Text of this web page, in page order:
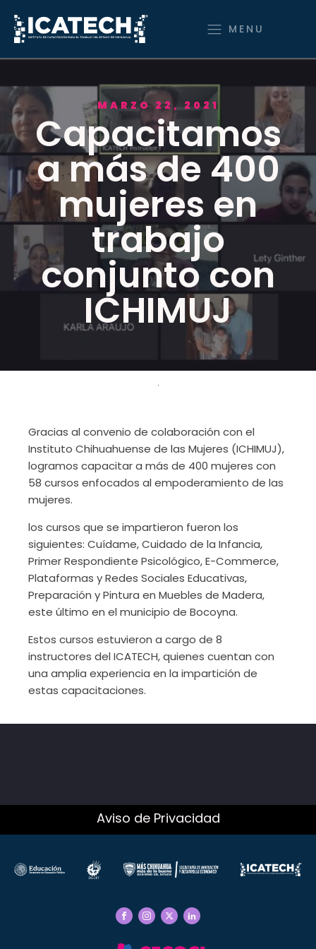
MENU
MARZO 22, 2021
Capacitamos
a más de 400
mujeres en
trabajo
conjunto con
ICHIMUJ
Gracias al convenio de colaboración con el
Instituto Chihuahuense de las Mujeres (ICHIMUJ),
logramos capacitar a más de 400 mujeres con
58 cursos enfocados al empoderamiento de las
mujeres.
los cursos que se impartieron fueron los
siguientes: Cuídame, Cuidado de la Infancia,
Primer Respondiente Psicológico, E-Commerce,
Plataformas y Redes Sociales Educativas,
Preparación y Pintura en Muebles de Madera,
este último en el municipio de Bocoyna.
Estos cursos estuvieron a cargo de 8
instructores del ICATECH, quienes cuentan con
una amplia experiencia en la impartición de
estas capacitaciones.
Aviso de Privacidad